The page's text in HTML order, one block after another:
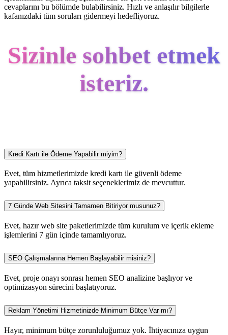
cevaplarını bu bölümde bulabilirsiniz. Hızlı ve anlaşılır bilgilerle
kafanızdaki tüm soruları gidermeyi hedefliyoruz.
Sizinle sohbet etmek
isteriz.
Kredi Kartı ile Ödeme Yapabilir miyim?
Evet, tüm hizmetlerimizde kredi kartı ile güvenli ödeme
yapabilirsiniz. Ayrıca taksit seçeneklerimiz de mevcuttur.
7 Günde Web Sitesini Tamamen Bitiriyor musunuz?
Evet, hazır web site paketlerimizde tüm kurulum ve içerik ekleme
işlemlerini 7 gün içinde tamamlıyoruz.
SEO Çalışmalarına Hemen Başlayabilir misiniz?
Evet, proje onayı sonrası hemen SEO analizine başlıyor ve
optimizasyon sürecini başlatıyoruz.
Reklam Yönetimi Hizmetinizde Minimum Bütçe Var mı?
Hayır, minimum bütçe zorunluluğumuz yok. İhtiyacınıza uygun